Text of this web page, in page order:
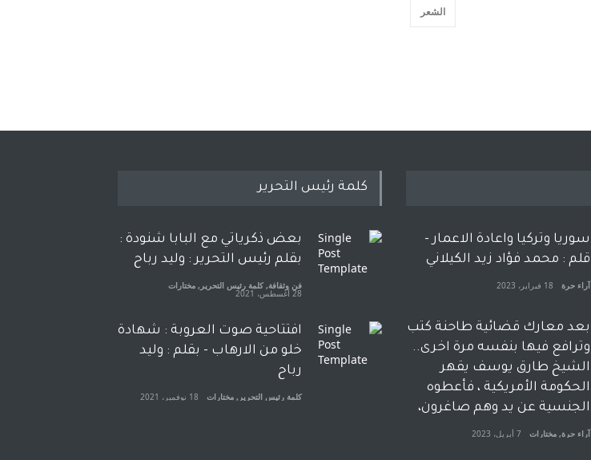
الشعر
سوريا وتركيا واعادة الاعمار -
قلم : محمد فؤاد زيد الكيلاني
آراء حرة 18 فبراير، 2023
بعد معارك قضائية طاحنة كتب
وترافع فيها بنفسه مرة اخرى..
الشيخ طارق يوسف يقهر
الحكومة الأمريكية ، فأعطوه
الجنسية عن يد وهم صاغرون،
آراء حرة, مختارات 7 أبريل، 2023
كلمة رئيس التحرير
بعض ذكرياتي مع البابا شنودة :
بقلم رئيس التحرير : وليد رباح
فن وثقافة, كلمة رئيس التحرير , مختارات
28 أغسطس، 2021
افتتاحية صوت العروبة : شهادة
خلو من الارهاب - بقلم : وليد
رباح
كلمة رئيس التحرير , مختارات 18 نوفمبر، 2021